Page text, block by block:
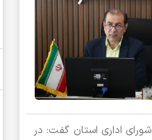
اداری استان گفت: در